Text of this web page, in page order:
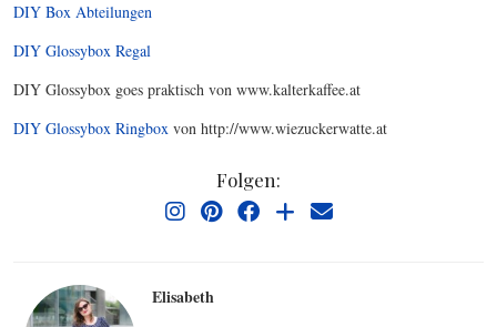
DIY Box Abteilungen
DIY Glossybox Regal
DIY Glossybox goes praktisch von www.kalterkaffee.at
DIY Glossybox Ringbox von http://www.wiezuckerwatte.at
Folgen:
Elisabeth